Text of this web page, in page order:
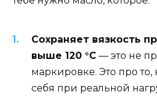
Сохраняет вязкость
выше 120 °C — это не
маркировке. Это про то,
себя при реальной